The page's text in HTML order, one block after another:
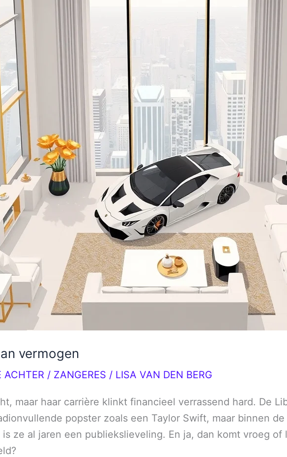
vermogen
ACHTER / ZANGERES / LISA VAN DEN BERG
maar haar carrière klinkt financieel verrassend hard. De
popster zoals een Taylor Swift, maar binnen
ze al jaren een publiekslieveling. En ja, dan komt vroeg